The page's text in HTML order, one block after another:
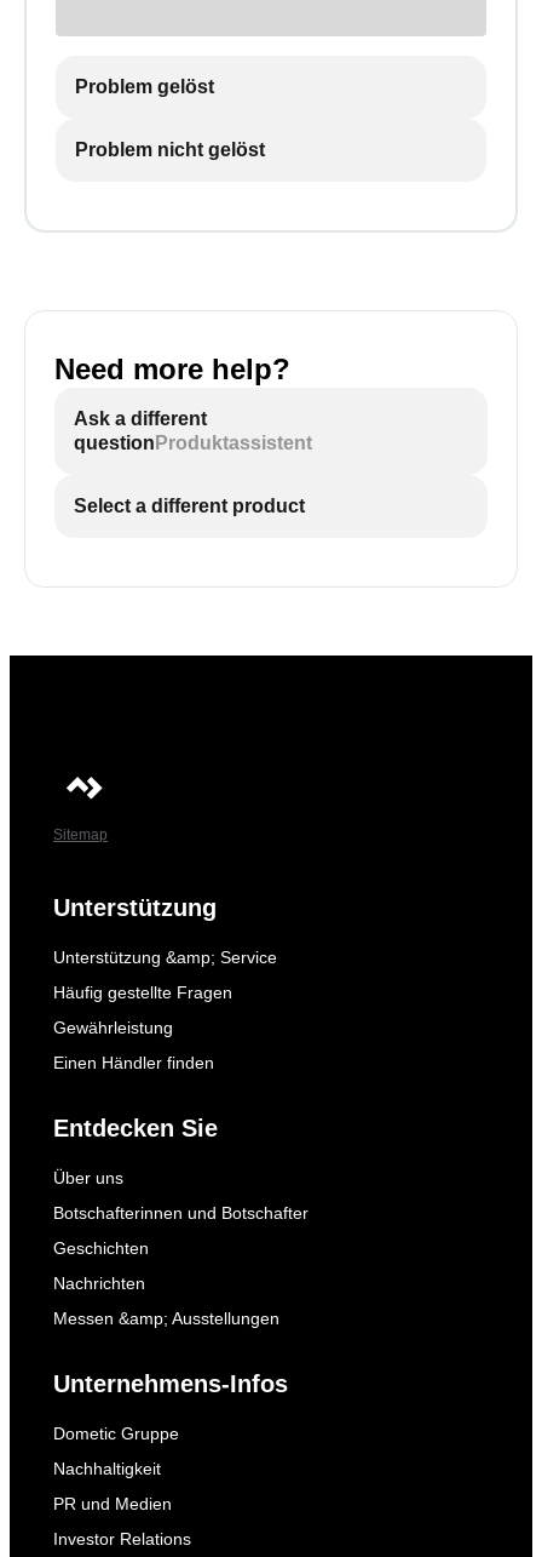
Problem gelöst
Problem nicht gelöst
Need more help?
Ask a different
question Produktassistent
Select a different product
Sitemap
Unterstützung
Unterstützung &amp; Service
Häufig gestellte Fragen
Gewährleistung
Einen Händler finden
Entdecken Sie
Über uns
Botschafterinnen und Botschafter
Geschichten
Nachrichten
Messen &amp; Ausstellungen
Unternehmens-Infos
Dometic Gruppe
Nachhaltigkeit
PR und Medien
Investor Relations